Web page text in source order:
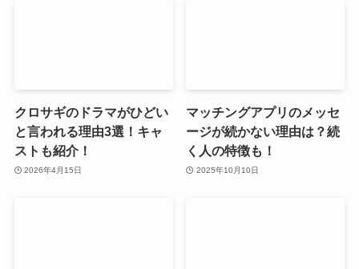
クロサギのドラマがひどい
と言われる理由3選！キャ
ストも紹介！
2026年4月15日
マッチングアプリのメッセ
ージが続かない理由は？続
く人の特徴も！
2025年10月10日